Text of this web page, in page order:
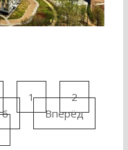
1
2
6
Вперёд